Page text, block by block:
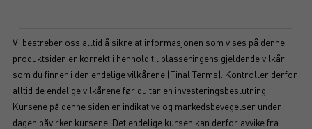
Vi bestreber oss alltid å sikre at informasjonen som vises på denne
produktsiden er korrekt i henhold til plasseringens gjeldende vilkår
som du finner i den endelige vilkårene (Final Terms). Kontroller derfor
alltid de endelige vilkårene før du tar en investeringsbeslutning.
Kursene på denne siden er indikative og markedsbevegelser under
dagen påvirker kursene. Det endelige kursen kan derfor avvike fra